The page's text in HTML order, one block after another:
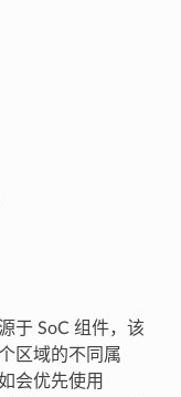
于 SoC 组件，该
区域的不同属
会优先使用